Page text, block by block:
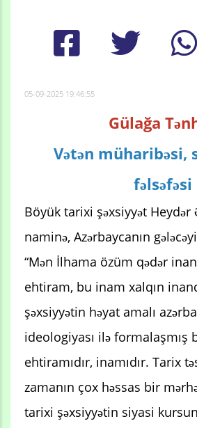
05-09-2025 19:46:55
Gülağa
Vətən müharibəsi,
fəlsəfəsi
Böyük tarixi şəxsiyyət Heydər
naminə, Azərbaycanın
“Mən İlhama özüm qədər
ehtiram, bu inam xalqın
şəxsiyyətin həyat amalı
ideologiyası ilə formalaşmış
ehtiramıdır, inamıdır. Tarix
zamanın çox həssas bir
tarixi şəxsiyyətin siyasi